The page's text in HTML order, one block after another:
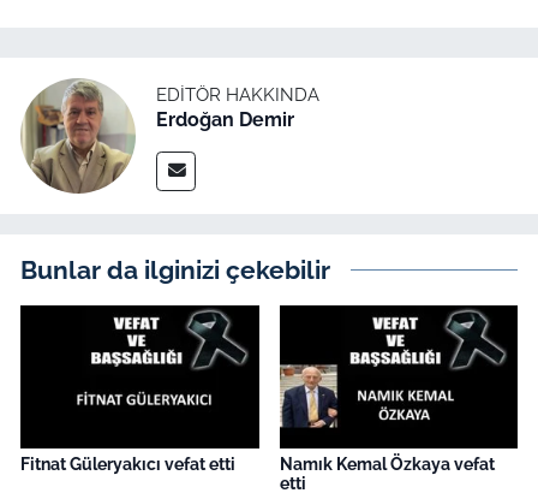
EDITÖR HAKKINDA
Erdoğan Demir
Bunlar da ilginizi çekebilir
Fitnat Güleryakıcı vefat etti
Namık Kemal Özkaya vefat
etti
Flaş Haber
Dış Haberler
İş Dünyası
Bilim Teknoloji
English News
Canlı Maç